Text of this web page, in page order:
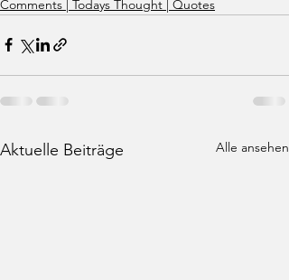
Comments | Todays Thought | Quotes
Aktuelle Beiträge Alle ansehen